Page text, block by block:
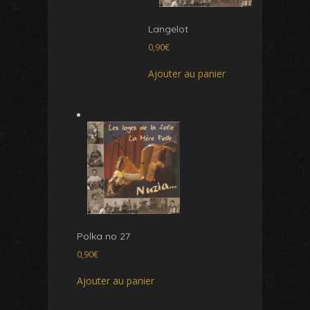
Langelot
0,90€
Ajouter au panier
Polka no 27
0,90€
Ajouter au panier